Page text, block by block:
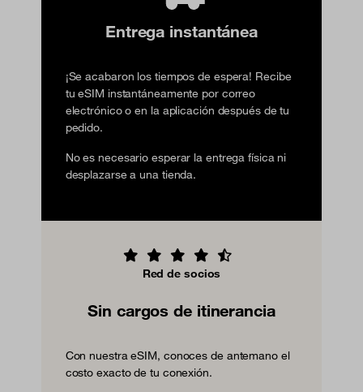
Entrega instantánea
¡Se acabaron los tiempos de espera! Recibe
tu eSIM instantáneamente por correo
electrónico o en la aplicación después de tu
pedido.
No es necesario esperar la entrega física ni
desplazarse a una tienda.
Red de socios
Sin cargos de itinerancia
Con nuestra eSIM, conoces de antemano el
costo exacto de tu conexión.